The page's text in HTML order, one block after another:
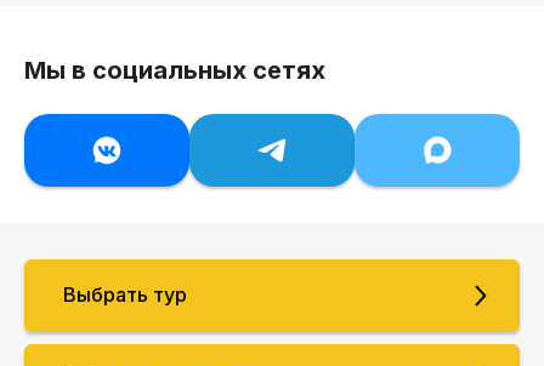
Мы в социальных сетях
Выбрать тур